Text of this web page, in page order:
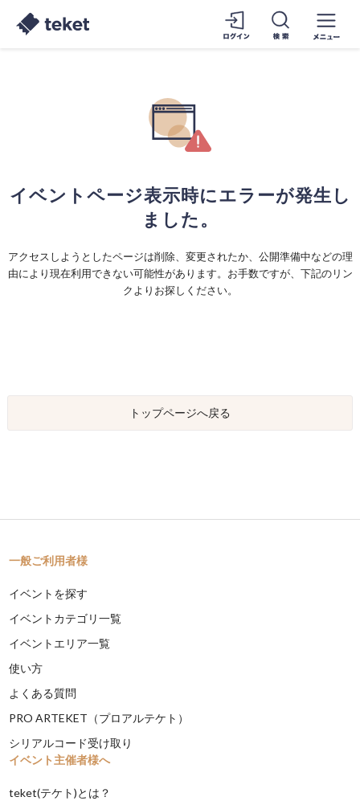
イベントページ表示時にエラーが発生し
ました。
アクセスしようとしたページは削除、変更されたか、公開準備中などの理
由により現在利用できない可能性があります。お手数ですが、下記のリン
クよりお探しください。
トップページへ戻る
一般ご利用者様
イベントを探す
イベントカテゴリ一覧
イベントエリア一覧
使い方
よくある質問
PRO ARTEKET（プロアルテケト）
シリアルコード受け取り
イベント主催者様へ
teket(テケト)とは？